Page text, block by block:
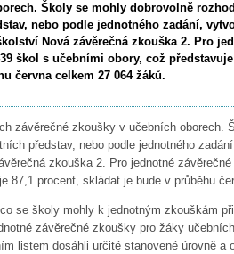
Školy se mohly dobrovolně
nebo podle jednotného zadání,
Nová závěrečná zkouška 2. Pro
škol s učebními obory, což
června celkem 27 064 žáků.
závěrečné zkoušky v učebních oborech.
představ, nebo podle jednotného
zkouška 2. Pro jednotné
87,1 procent, skládat je bude v průběhu
se školy mohly k jednotným zkouškám
závěrečné zkoušky pro žáky
listem dosáhli určité stanovené úrovně a